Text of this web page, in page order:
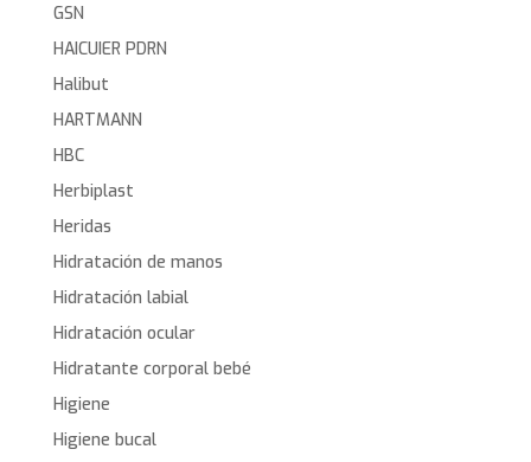
GSN
HAICUIER PDRN
Halibut
HARTMANN
HBC
Herbiplast
Heridas
Hidratación de manos
Hidratación labial
Hidratación ocular
Hidratante corporal bebé
Higiene
Higiene bucal